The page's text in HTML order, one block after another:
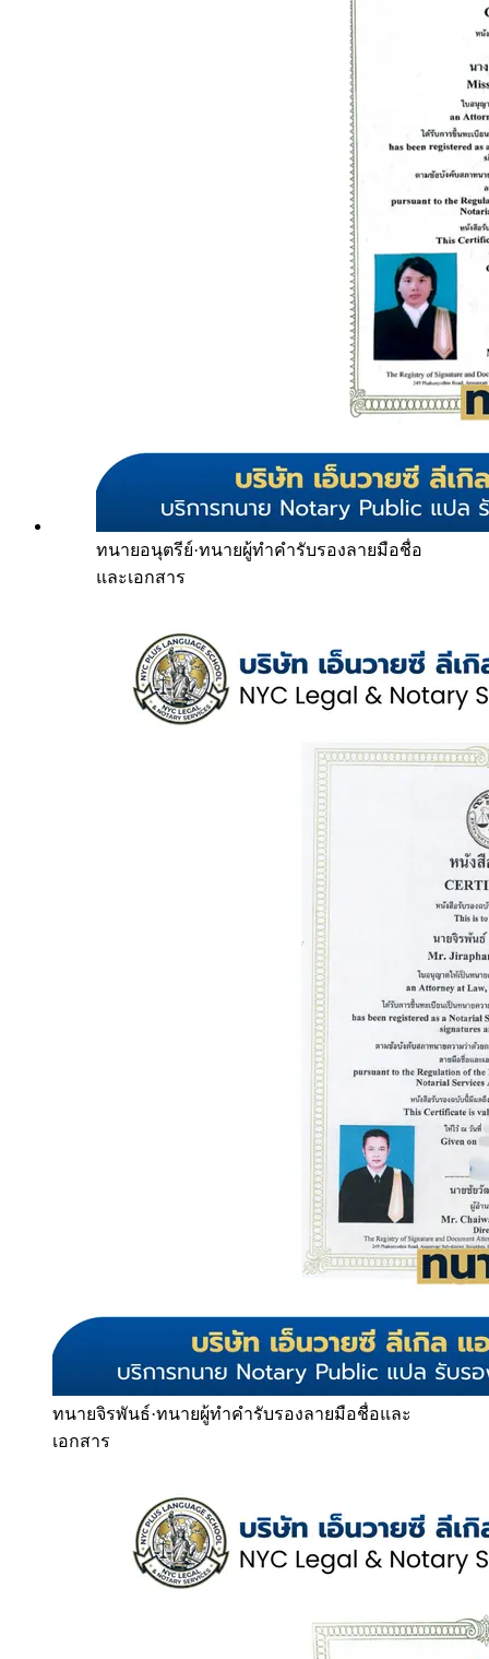
ทนายอนุตรีย์·ทนายผู้ทำคำรับรองลายมือชื่อ
และเอกสาร
ทนายจิรพันธ์·ทนายผู้ทำคำรับรองลายมือชื่อและ
เอกสาร